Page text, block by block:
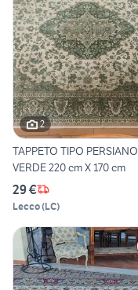
2
TAPPETO TIPO PERSIANO
VERDE 220 cm X 170 cm
29 €
Lecco(LC)